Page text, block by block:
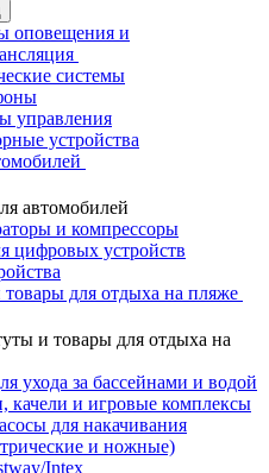
оповещения и
системы
управления
устройства
автомобилей
и компрессоры
цифровых устройств
для отдыха на пляже
и товары для отдыха на
ухода за бассейнами и водой
качели и игровые комплексы
для накачивания
и ножные)
Intex